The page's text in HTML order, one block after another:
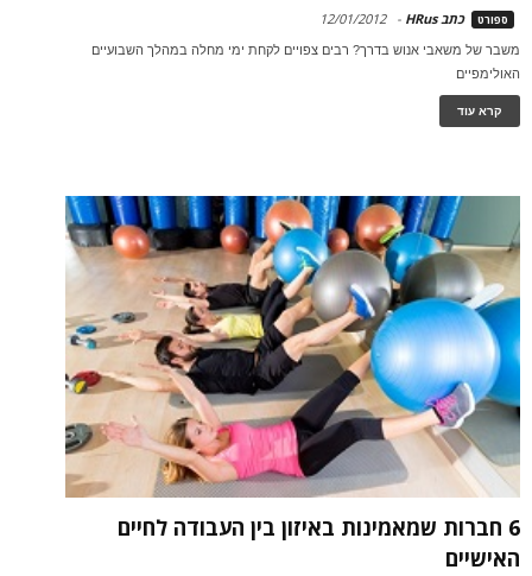
ספורט כתב HRus -
12/01/2012
משבר של משאבי אנוש בדרך? רבים צפויים לקחת ימי מחלה במהלך השבועיים
האולימפיים
קרא עוד
6 חברות שמאמינות באיזון בין העבודה לחיים
האישיים